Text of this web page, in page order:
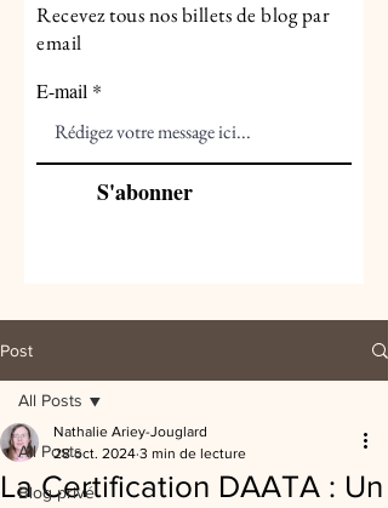
Recevez tous nos billets de blog par
email
E-mail
S'abonner
Post
All Posts
Blog privé
All Posts
La Certification DAATA : Un
Nathalie Ariey-Jouglard
28 oct. 2024 3 min de lecture